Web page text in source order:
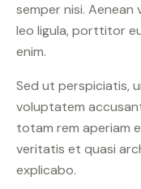
semper nisi.
leo ligula, porttitor
enim.
Sed ut perspiciatis,
voluptatem
totam rem aperiam
veritatis et quasi
explicabo.